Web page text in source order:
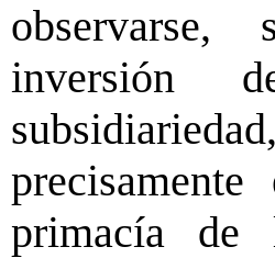
inversión
primacía de